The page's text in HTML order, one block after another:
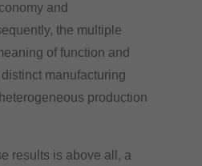
and
the multiple
of function and
manufacturing
production
results is above all, a